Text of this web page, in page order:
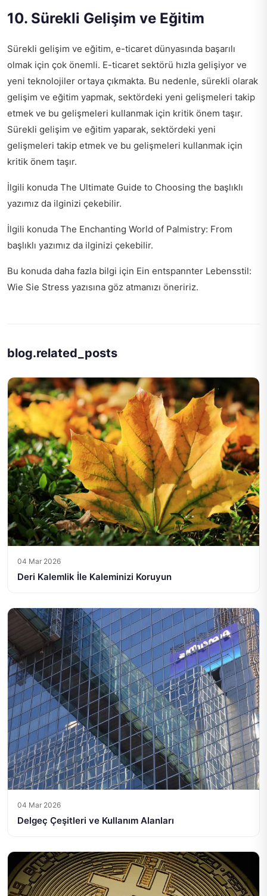
10. Sürekli Gelişim ve Eğitim
Sürekli gelişim ve eğitim, e-ticaret dünyasında başarılı
olmak için çok önemli. E-ticaret sektörü hızla gelişiyor ve
yeni teknolojiler ortaya çıkmakta. Bu nedenle, sürekli olarak
gelişim ve eğitim yapmak, sektördeki yeni gelişmeleri takip
etmek ve bu gelişmeleri kullanmak için kritik önem taşır.
Sürekli gelişim ve eğitim yaparak, sektördeki yeni
gelişmeleri takip etmek ve bu gelişmeleri kullanmak için
kritik önem taşır.
İlgili konuda The Ultimate Guide to Choosing the başlıklı
yazımız da ilginizi çekebilir.
İlgili konuda The Enchanting World of Palmistry: From
başlıklı yazımız da ilginizi çekebilir.
Bu konuda daha fazla bilgi için Ein entspannter Lebensstil:
Wie Sie Stress yazısına göz atmanızı öneririz.
blog.related_posts
04 Mar 2026
Deri Kalemlik İle Kaleminizi Koruyun
04 Mar 2026
Delgeç Çeşitleri ve Kullanım Alanları